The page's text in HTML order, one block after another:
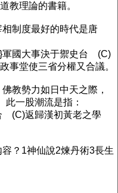
教理論的書籍。
制度最好的時代是唐
國大事決于禦史台 (C)
堂使三省分權又合議。
教勢力如日中天之際，
此一股潮流是指：
(C)返歸漢初黃老之學
？1神仙說2煉丹術3長生